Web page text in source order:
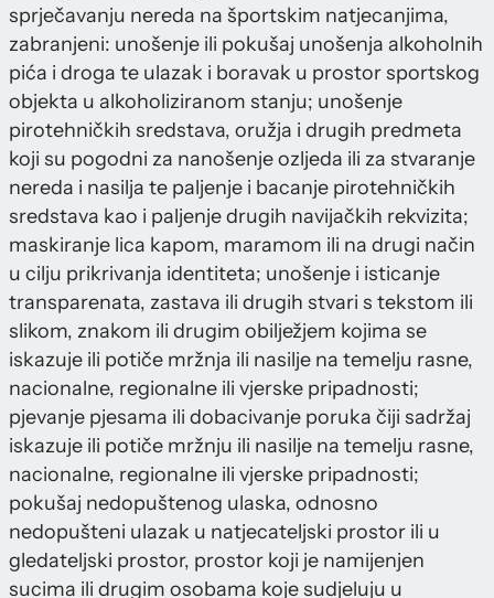
sprječavanju nereda na športskim natjecanjima,
zabranjeni: unošenje ili pokušaj unošenja alkoholnih
pića i droga te ulazak i boravak u prostor sportskog
objekta u alkoholiziranom stanju; unošenje
pirotehničkih sredstava, oružja i drugih predmeta
koji su pogodni za nanošenje ozljeda ili za stvaranje
nereda i nasilja te paljenje i bacanje pirotehničkih
sredstava kao i paljenje drugih navijačkih rekvizita;
maskiranje lica kapom, maramom ili na drugi način
u cilju prikrivanja identiteta; unošenje i isticanje
transparenata, zastava ili drugih stvari s tekstom ili
slikom, znakom ili drugim obilježjem kojima se
iskazuje ili potiče mržnja ili nasilje na temelju rasne,
nacionalne, regionalne ili vjerske pripadnosti;
pjevanje pjesama ili dobacivanje poruka čiji sadržaj
iskazuje ili potiče mržnju ili nasilje na temelju rasne,
nacionalne, regionalne ili vjerske pripadnosti;
pokušaj nedopuštenog ulaska, odnosno
nedopušteni ulazak u natjecateljski prostor ili u
gledateljski prostor, prostor koji je namijenjen
sucima ili drugim osobama koje sudjeluju u